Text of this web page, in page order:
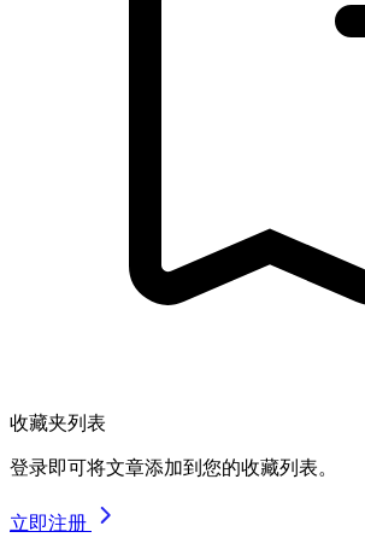
收藏夹列表
登录即可将文章添加到您的收藏列表。
立即注册